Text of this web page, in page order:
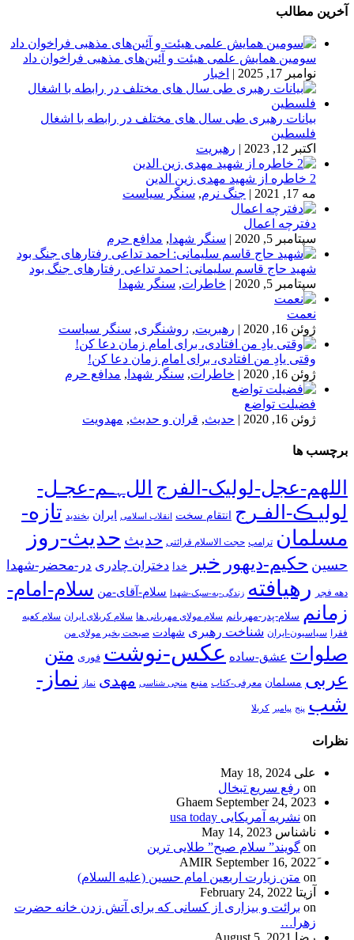
آخرین مطالب
سومین همایش علمی هیئت و آئین‌های مذهبی فراخوان داد
نوامبر 17, 2025
| اخبار
بیانات رهبری طی سال های مختلف در رابطه با اشغال
فلسطین
اکتبر 12, 2023
| رهبریت
2 خاطره از شهید مهدی زین الدین
مه 17, 2021
| جنگ نرم, سنگر سیاست
دفترچه اعمال
سپتامبر 5, 2020
| سنگر شهدا , مدافع حرم
شهید حاج قاسم سلیمانی: احمد تداعی رفتارهای جنگ بود
سپتامبر 5, 2020
| خاطرات, سنگر شهدا
نعمت
ژوئن 16, 2020
| رهبریت, روشنگری, سنگر سیاست
وقتی یادِ من افتادی، برای امام زمان دعا کن!
ژوئن 16, 2020
| خاطرات, سنگر شهدا , مدافع حرم
فضیلت تواضع
ژوئن 16, 2020
| حدیث, قران و حدیث, مهدویت
برچسب ها
اللهم-عجل-لولیک-الفرج اللﮩـم-عجـل-
لولیـڪ-الفـرج انتقام سخت انقلاب اسلامی ایران بخندید تازه-
مسلمان ترامپ حجت الاسلام قرائتی حدیث حدیث-روز
حسین حکیم-دیهور خبر خدا دختران چادری در-محضر-شهدا
دهه فجر رهیافته زندگی-به-سبک-شهدا سلام-آقای-من سلام-امام-
زمانم سلام-پدر-مهربانم سلام مولای مهربانی ها سلام کربلای ایران سلام کعبه
فقرا سیاسیون-ایران شناخت رهبری شهادت صبحت بخیر مولای من
صلوات عشق-ساده عکس-نوشت فوری متن
عربی مسلمان معرفی-کتاب منبع منجی شناسی مهدی نماز
نماز-
شب پنج پیامبر کربلا
نظرات
علی May 18, 2024
on رفع سریع تبخال
Ghaem September 24, 2023
on نشریه آمریکایی usa today
ناشناس May 14, 2023
on گویند” سلام صبح” طلایی ترین
September 16, 2022
on متن زیارت اربعین امام حسین (علیه السلام)
آزیتا February 24, 2022
on برائت و بیزاری از کسانی که برای آتش زدن خانه حضرت
زهرا…